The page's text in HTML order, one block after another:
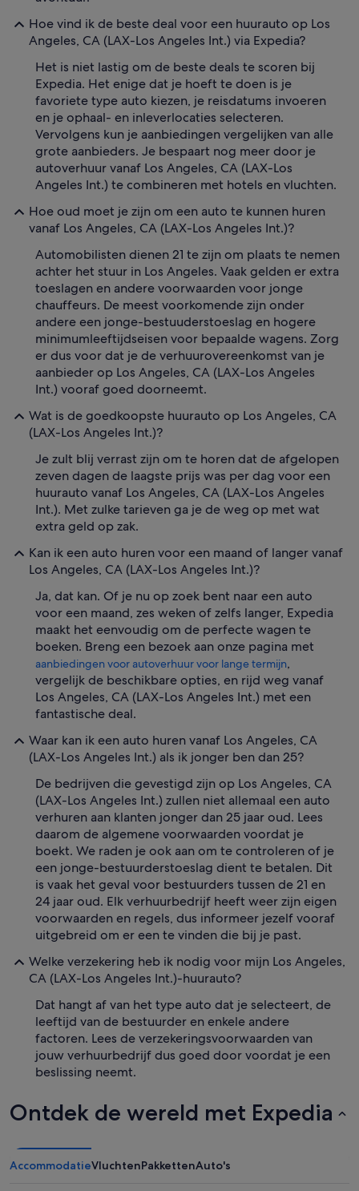
Hoe vind ik de beste deal voor een huurauto op Los
Angeles, CA (LAX-Los Angeles Int.) via Expedia?
Het is niet lastig om de beste deals te scoren bij
Expedia. Het enige dat je hoeft te doen is je
favoriete type auto kiezen, je reisdatums invoeren
en je ophaal- en inleverlocaties selecteren.
Vervolgens kun je aanbiedingen vergelijken van alle
grote aanbieders. Je bespaart nog meer door je
autoverhuur vanaf Los Angeles, CA (LAX-Los
Angeles Int.) te combineren met hotels en vluchten.
Hoe oud moet je zijn om een auto te kunnen huren
vanaf Los Angeles, CA (LAX-Los Angeles Int.)?
Automobilisten dienen 21 te zijn om plaats te nemen
achter het stuur in Los Angeles. Vaak gelden er extra
toeslagen en andere voorwaarden voor jonge
chauffeurs. De meest voorkomende zijn onder
andere een jonge-bestuuderstoeslag en hogere
minimumleeftijdseisen voor bepaalde wagens. Zorg
er dus voor dat je de verhuurovereenkomst van je
aanbieder op Los Angeles, CA (LAX-Los Angeles
Int.) vooraf goed doorneemt.
Wat is de goedkoopste huurauto op Los Angeles, CA
(LAX-Los Angeles Int.)?
Je zult blij verrast zijn om te horen dat de afgelopen
zeven dagen de laagste prijs was per dag voor een
huurauto vanaf Los Angeles, CA (LAX-Los Angeles
Int.). Met zulke tarieven ga je de weg op met wat
extra geld op zak.
Kan ik een auto huren voor een maand of langer vanaf
Los Angeles, CA (LAX-Los Angeles Int.)?
Ja, dat kan. Of je nu op zoek bent naar een auto
voor een maand, zes weken of zelfs langer, Expedia
maakt het eenvoudig om de perfecte wagen te
boeken. Breng een bezoek aan onze pagina met
aanbiedingen voor autoverhuur voor lange termijn,
vergelijk de beschikbare opties, en rijd weg vanaf
Los Angeles, CA (LAX-Los Angeles Int.) met een
fantastische deal.
Waar kan ik een auto huren vanaf Los Angeles, CA
(LAX-Los Angeles Int.) als ik jonger ben dan 25?
De bedrijven die gevestigd zijn op Los Angeles, CA
(LAX-Los Angeles Int.) zullen niet allemaal een auto
verhuren aan klanten jonger dan 25 jaar oud. Lees
daarom de algemene voorwaarden voordat je
boekt. We raden je ook aan om te controleren of je
een jonge-bestuurderstoeslag dient te betalen. Dit
is vaak het geval voor bestuurders tussen de 21 en
24 jaar oud. Elk verhuurbedrijf heeft weer zijn eigen
voorwaarden en regels, dus informeer jezelf vooraf
uitgebreid om er een te vinden die bij je past.
Welke verzekering heb ik nodig voor mijn Los Angeles,
CA (LAX-Los Angeles Int.)-huurauto?
Dat hangt af van het type auto dat je selecteert, de
leeftijd van de bestuurder en enkele andere
factoren. Lees de verzekeringsvoorwaarden van
jouw verhuurbedrijf dus goed door voordat je een
beslissing neemt.
Ontdek de wereld met Expedia
AccommodatieVluchtenPakkettenAuto's